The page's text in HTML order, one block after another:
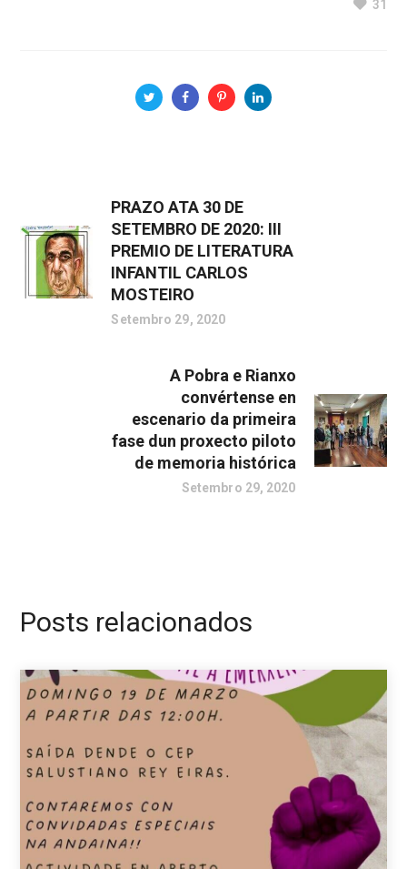
31
PRAZO ATA 30 DE
SETEMBRO DE 2020: III
PREMIO DE LITERATURA
INFANTIL CARLOS
MOSTEIRO
Setembro 29, 2020
A Pobra e Rianxo
convértense en
escenario da primeira
fase dun proxecto piloto
de memoria histórica
Setembro 29, 2020
Posts relacionados